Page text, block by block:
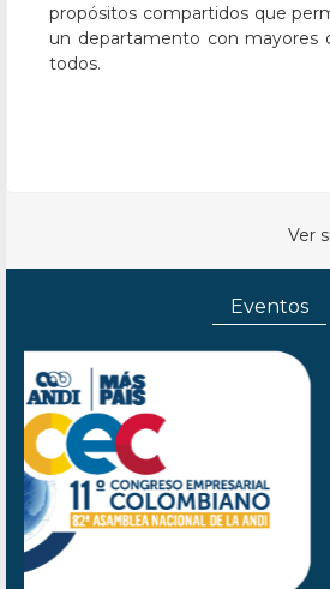
propósitos compartidos que
un departamento con mayores
todos.
Ver
Eventos